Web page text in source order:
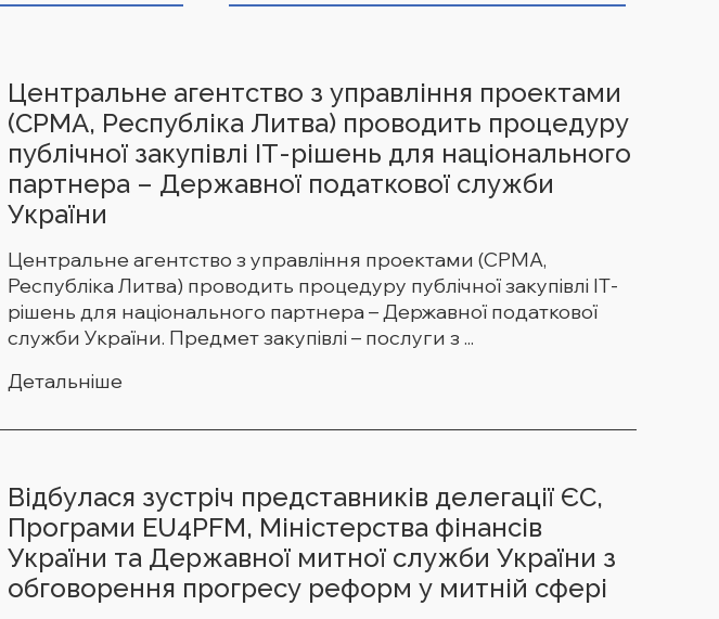
Центральне агентство з управління проектами
(СРМА, Республіка Литва) проводить процедуру
публічної закупівлі ІТ-рішень для національного
партнера – Державної податкової служби
України
Центральне агентство з управління проектами (СРМА,
Республіка Литва) проводить процедуру публічної закупівлі ІТ-
рішень для національного партнера – Державної податкової
служби України. Предмет закупівлі – послуги з ...
Детальніше
Відбулася зустріч представників делегації ЄС,
Програми EU4PFM, Міністерства фінансів
України та Державної митної служби України з
обговорення прогресу реформ у митній сфері